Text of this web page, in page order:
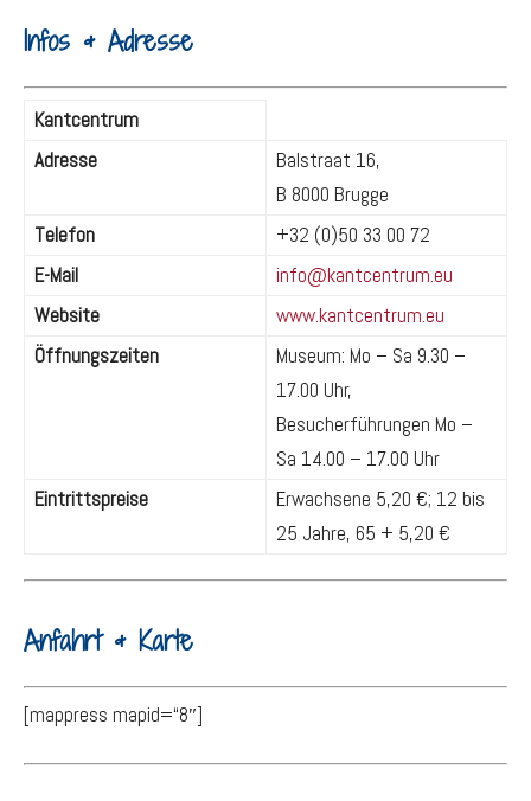
Infos & Adresse
Kantcentrum
Adresse
Balstraat 16,
B 8000 Brugge
Telefon
+32 (0)50 33 00 72
E-Mail
info@kantcentrum.eu
Website
www.kantcentrum.eu
Öffnungszeiten
Museum: Mo – Sa 9.30 –
17.00 Uhr,
Besucherführungen Mo –
Sa 14.00 – 17.00 Uhr
Eintrittspreise
Erwachsene 5,20 €; 12 bis
25 Jahre, 65 + 5,20 €
Anfahrt & Karte
[mappress mapid=“8″]